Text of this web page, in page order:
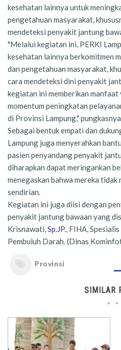
kesehatan lainnya untuk
pengetahuan masyarakat,
mendeteksi penyakit jantung
"Melalui kegiatan ini, PERKI
kesehatan lainnya berkomitmen
dan pengetahuan masyarakat,
cara mendeteksi dini penyakit
kegiatan ini memberikan manfaat
momentum peningkatan
di Provinsi Lampung,"
Sebagai bentuk empati dan
Lampung juga menyerahkan
pasien penyandang penyakit
diharapkan dapat meringankan
menegaskan bahwa mereka
sendirian.
Kegiatan ini juga diisi dengan
penyakit jantung bawaan yang
Krisnawati,Sp.JP., FIHA,
Pembuluh Darah. (Dinas
Provinsi
SIMILAR